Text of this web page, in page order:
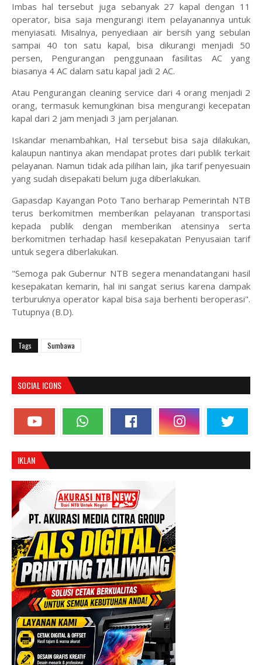
Imbas hal tersebut juga sebanyak 27 kapal dengan 11
operator, bisa saja mengurangi item pelayanannya untuk
menyiasati. Misalnya, penyediaan air bersih yang sebulan
sampai 40 ton satu kapal, bisa dikurangi menjadi 50
persen, Pengurangan penggunaan fasilitas AC yang
biasanya 4 AC dalam satu kapal jadi 2 AC.
Atau Pengurangan cleaning service dari 4 orang menjadi 2
orang, termasuk kemungkinan bisa mengurangi kecepatan
kapal dari 2 jam menjadi 3 jam perjalanan.
Iskandar menambahkan, Hal tersebut bisa saja dilakukan,
kalaupun nantinya akan mendapat protes dari publik terkait
pelayanan. Namun tidak ada pilihan lain, jika tarif penyesuain
yang sudah disepakati belum juga diberlakukan.
Gapasdap Kayangan Poto Tano berharap Pemerintah NTB
terus berkomitmen memberikan pelayanan transportasi
kepada publik dengan memberikan atensinya serta
berkomitmen terhadap hasil kesepakatan Penyusaian tarif
untuk segera diberlakukan.
"Semoga pak Gubernur NTB segera menandatangani hasil
kesepakatan kemarin, hal ini sangat serius karena dampak
terburuknya operator kapal bisa saja berhenti beroperasi".
Tutupnya (B.D).
Tags Sumbawa
SOCIAL ICONS
IKLAN